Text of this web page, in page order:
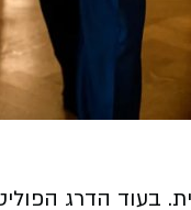
בעוד הדרג